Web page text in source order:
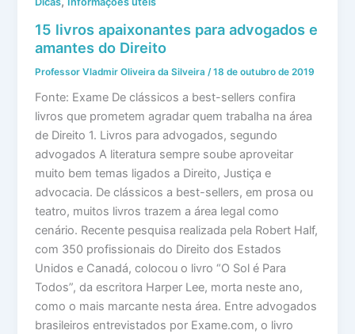
15 livros apaixonantes para advogados e
amantes do Direito
Professor Vladmir Oliveira da Silveira /18 de outubro de 2019
Fonte: Exame De clássicos a best-sellers confira
livros que prometem agradar quem trabalha na área
de Direito 1. Livros para advogados, segundo
advogados A literatura sempre soube aproveitar
muito bem temas ligados a Direito, Justiça e
advocacia. De clássicos a best-sellers, em prosa ou
teatro, muitos livros trazem a área legal como
cenário. Recente pesquisa realizada pela Robert Half,
com 350 profissionais do Direito dos Estados
Unidos e Canadá, colocou o livro “O Sol é Para
Todos”, da escritora Harper Lee, morta neste ano,
como o mais marcante nesta área. Entre advogados
brasileiros entrevistados por Exame.com, o livro